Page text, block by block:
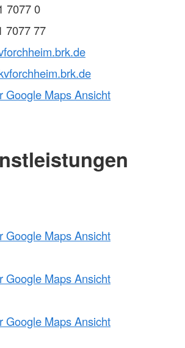
7077 0
7077 77
Google Maps Ansicht
Google Maps Ansicht
Google Maps Ansicht
Google Maps Ansicht